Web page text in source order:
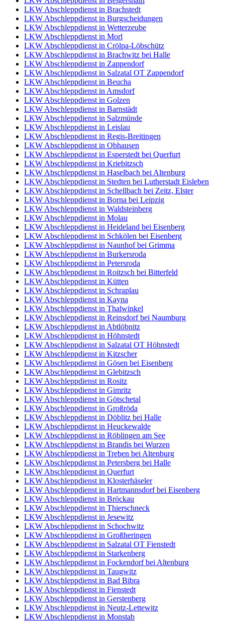
LKW Abschleppdienst in Brachstedt
LKW Abschleppdienst in Burgscheidungen
LKW Abschleppdienst in Wetterzeube
LKW Abschleppdienst in Morl
LKW Abschleppdienst in Crölpa-Löbschütz
LKW Abschleppdienst in Brachwitz bei Halle
LKW Abschleppdienst in Zappendorf
LKW Abschleppdienst in Salzatal OT Zappendorf
LKW Abschleppdienst in Beucha
LKW Abschleppdienst in Amsdorf
LKW Abschleppdienst in Golzen
LKW Abschleppdienst in Barnstädt
LKW Abschleppdienst in Salzmünde
LKW Abschleppdienst in Leislau
LKW Abschleppdienst in Regis-Breitingen
LKW Abschleppdienst in Obhausen
LKW Abschleppdienst in Esperstedt bei Querfurt
LKW Abschleppdienst in Kriebitzsch
LKW Abschleppdienst in Haselbach bei Altenburg
LKW Abschleppdienst in Stedten bei Lutherstadt Eisleben
LKW Abschleppdienst in Schellbach bei Zeitz, Elster
LKW Abschleppdienst in Borna bei Leipzig
LKW Abschleppdienst in Waldsteinberg
LKW Abschleppdienst in Molau
LKW Abschleppdienst in Heideland bei Eisenberg
LKW Abschleppdienst in Schkölen bei Eisenberg
LKW Abschleppdienst in Naunhof bei Grimma
LKW Abschleppdienst in Burkersroda
LKW Abschleppdienst in Petersroda
LKW Abschleppdienst in Roitzsch bei Bitterfeld
LKW Abschleppdienst in Kütten
LKW Abschleppdienst in Schraplau
LKW Abschleppdienst in Kayna
LKW Abschleppdienst in Thalwinkel
LKW Abschleppdienst in Reinsdorf bei Naumburg
LKW Abschleppdienst in Abtlöbnitz
LKW Abschleppdienst in Höhnstedt
LKW Abschleppdienst in Salzatal OT Höhnstedt
LKW Abschleppdienst in Kitzscher
LKW Abschleppdienst in Gösen bei Eisenberg
LKW Abschleppdienst in Glebitzsch
LKW Abschleppdienst in Rositz
LKW Abschleppdienst in Gimritz
LKW Abschleppdienst in Götschetal
LKW Abschleppdienst in Großröda
LKW Abschleppdienst in Döblitz bei Halle
LKW Abschleppdienst in Heuckewalde
LKW Abschleppdienst in Röblingen am See
LKW Abschleppdienst in Brandis bei Wurzen
LKW Abschleppdienst in Treben bei Altenburg
LKW Abschleppdienst in Petersberg bei Halle
LKW Abschleppdienst in Querfurt
LKW Abschleppdienst in Klosterhäseler
LKW Abschleppdienst in Hartmannsdorf bei Eisenberg
LKW Abschleppdienst in Bröckau
LKW Abschleppdienst in Thierschneck
LKW Abschleppdienst in Jesewitz
LKW Abschleppdienst in Schochwitz
LKW Abschleppdienst in Großheringen
LKW Abschleppdienst in Salzatal OT Fienstedt
LKW Abschleppdienst in Starkenberg
LKW Abschleppdienst in Fockendorf bei Altenburg
LKW Abschleppdienst in Taugwitz
LKW Abschleppdienst in Bad Bibra
LKW Abschleppdienst in Fienstedt
LKW Abschleppdienst in Gerstenberg
LKW Abschleppdienst in Neutz-Lettewitz
LKW Abschleppdienst in Monstab